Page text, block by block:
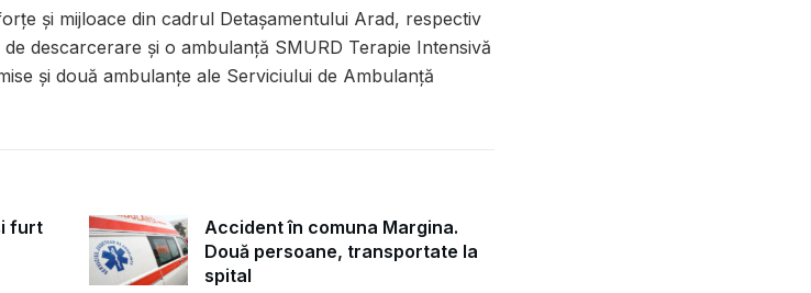
și mijloace din cadrul Detașamentului Arad, respectiv
descarcerare și o ambulanță SMURD Terapie Intensivă
și două ambulanțe ale Serviciului de Ambulanță
furt
Accident în comuna Margina.
Două persoane, transportate la
spital